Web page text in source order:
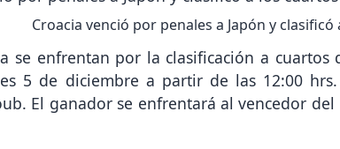
Croacia venció por penales a Japón y
se enfrentan por la clasificación a cuartos
5 de diciembre a partir de las 12:00
El ganador se enfrentará al vencedor